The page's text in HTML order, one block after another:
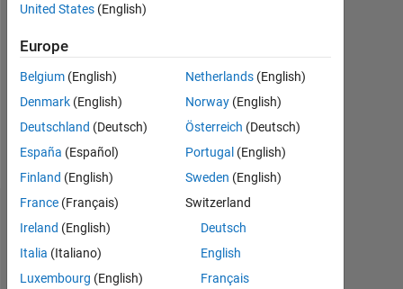
0
Follow
Statistiques
United States (English)
Europe
Belgium (English)
Denmark (English)
Deutschland (Deutsch)
España (Español)
Finland (English)
France (Français)
Ireland (English)
Italia (Italiano)
Luxembourg (English)
Netherlands(English)
Norway(English)
Österreich (Deutsch)
Portugal (English)
Sweden (English)
Switzerland
Deutsch
English
Français